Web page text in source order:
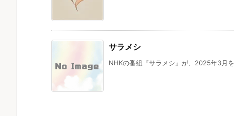
サラメシ
NHKの番組『サラメシ』が、2025年3月